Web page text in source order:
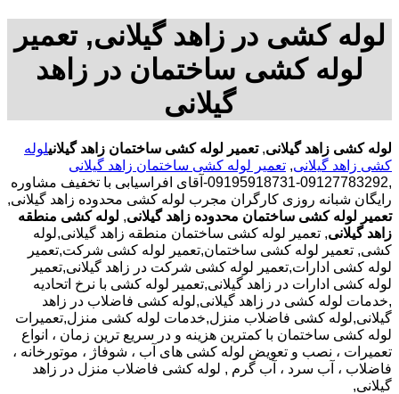
لوله کشی در زاهد گیلانی, تعمیر
لوله کشی ساختمان در زاهد
گیلانی
لوله کشی زاهد گیلانی,تعمیر لوله کشی ساختمان زاهد گیلانیلوله
کشی زاهد گیلانی, تعمیر لوله کشی ساختمان زاهد گیلانی
,09127783292-09195918731-آقای افراسیابی با تخفیف مشاوره
رایگان شبانه روزی کارگران مجرب لوله کشی محدوده زاهد گیلانی,
تعمیر لوله کشی ساختمان محدوده زاهد گیلانی, لوله کشی منطقه
زاهد گیلانی, تعمیر لوله کشی ساختمان منطقه زاهد گیلانی,لوله
کشی, تعمیر لوله کشی ساختمان,تعمیر لوله کشی شرکت,تعمیر
لوله کشی ادارات,تعمیر لوله کشی شرکت در زاهد گیلانی,تعمیر
لوله کشی ادارات در زاهد گیلانی,تعمیر لوله کشی با نرخ اتحادیه
,خدمات لوله کشی در زاهد گیلانی,لوله کشی فاضلاب در زاهد
گیلانی,لوله کشی فاضلاب منزل,خدمات لوله کشی منزل,تعمیرات
لوله کشی ساختمان با کمترین هزینه و در سریع ترین زمان ، انواع
تعمیرات ، نصب و تعویض لوله کشی های آب ، شوفاژ ، موتورخانه ،
فاضلاب ، آب سرد ، آب گرم , لوله کشی فاضلاب منزل در زاهد
گیلانی,